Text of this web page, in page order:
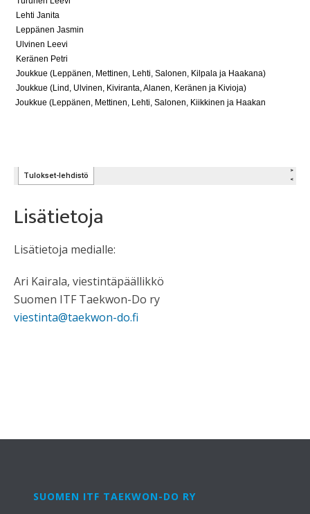
Lisätietoja
Lisätietoja medialle:
Ari Kairala, viestintäpäällikkö
Suomen ITF Taekwon-Do ry
viestinta@taekwon-do.fi
SUOMEN ITF TAEKWON-DO RY